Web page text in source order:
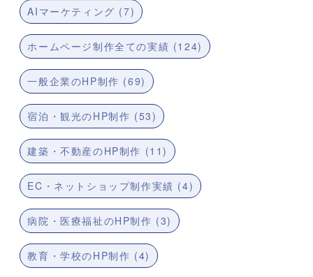
AIマーケティング (7)
ホームページ制作全ての実績 (124)
一般企業のHP制作 (69)
宿泊・観光のHP制作 (53)
建築・不動産のHP制作 (11)
EC・ネットショップ制作実績 (4)
病院・医療福祉のHP制作 (3)
教育・学校のHP制作 (4)